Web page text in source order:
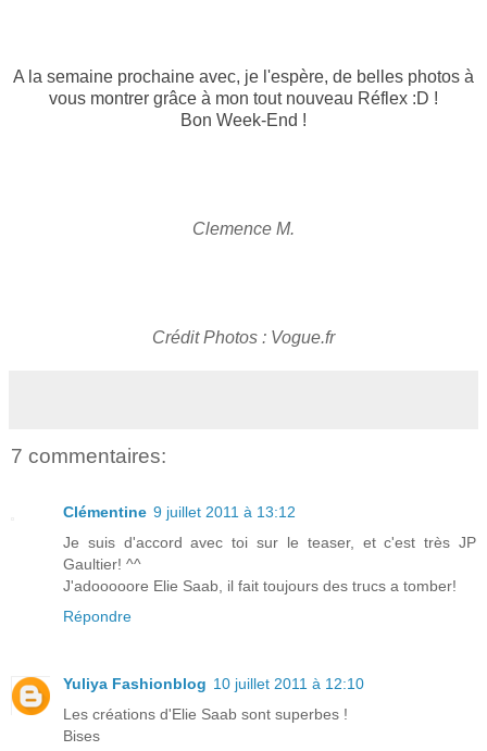
A la semaine prochaine avec, je l'espère, de belles photos à
vous montrer grâce à mon tout nouveau Réflex :D !
Bon Week-End !
Clemence M.
Crédit Photos : Vogue.fr
7 commentaires:
Clémentine 9 juillet 2011 à 13:12
Je suis d'accord avec toi sur le teaser, et c'est très JP
Gaultier! ^^
J'adooooore Elie Saab, il fait toujours des trucs a tomber!
Répondre
Yuliya Fashionblog 10 juillet 2011 à 12:10
Les créations d'Elie Saab sont superbes !
Bises